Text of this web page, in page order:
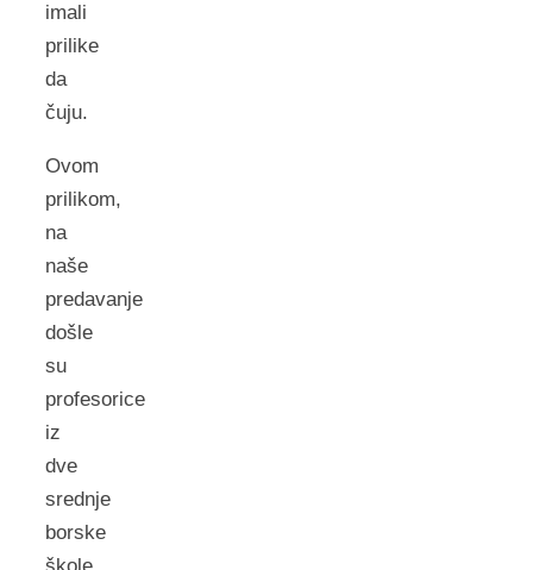
imali
prilike
da
čuju.
Ovom
prilikom,
na
naše
predavanje
došle
su
profesorice
iz
dve
srednje
borske